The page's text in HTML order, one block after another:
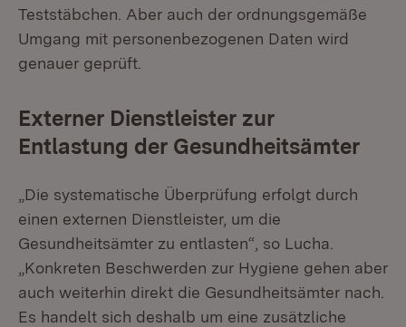
Teststäbchen. Aber auch der ordnungsgemäße
Umgang mit personenbezogenen Daten wird
genauer geprüft.
Externer Dienstleister zur
Entlastung der Gesundheitsämter
„Die systematische Überprüfung erfolgt durch
einen externen Dienstleister, um die
Gesundheitsämter zu entlasten“, so Lucha.
„Konkreten Beschwerden zur Hygiene gehen aber
auch weiterhin direkt die Gesundheitsämter nach.
Es handelt sich deshalb um eine zusätzliche